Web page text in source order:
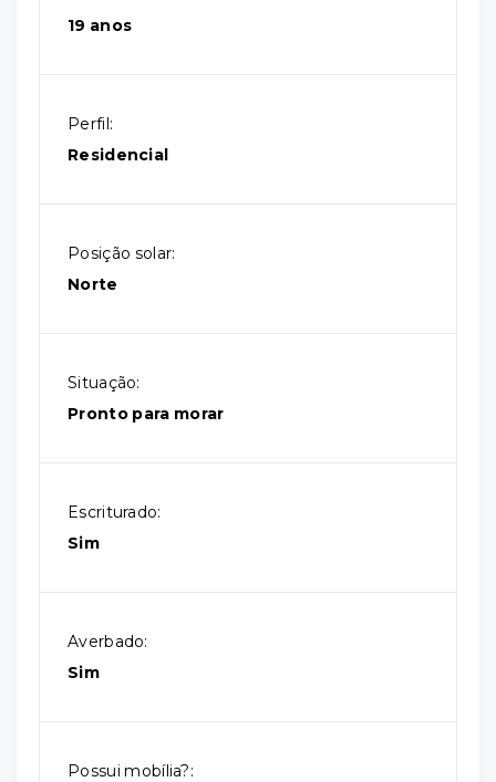
19 anos
Perfil:
Residencial
Posição solar:
Norte
Situação:
Pronto para morar
Escriturado:
Sim
Averbado:
Sim
Possui mobília?: